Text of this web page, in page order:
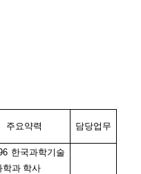
주요약력 담당업무
한국과학기술
학과 학사